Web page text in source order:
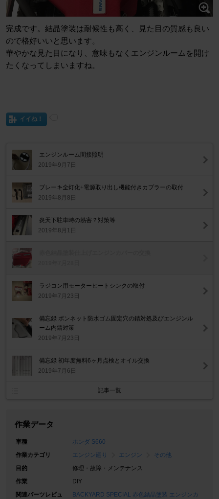
完成です。結晶塗装は耐候性も高く、見た目の質感も良い
ので格好いいと思います。
華やかな見た目になり、意味もなくエンジンルームを開け
たくなってしまいますね。
イイね！
エンジンルーム間接照明
2019年9月7日
ブレーキ全灯化+電源取り出し機能付きカプラーの取付
2019年8月8日
炎天下駐車時の熱害？対策等
2019年8月1日
ラジコン用モーターヒートシンクの取付
2019年7月23日
備忘録 ボンネット防水ゴム固定穴の錆対処及びエンジンル
ーム内錆対策
2019年7月23日
備忘録 初年度無料6ヶ月点検とオイル交換
2019年7月6日
記事一覧
作業データ
車種
ホンダ S660
作業カテゴリ
エンジン廻り エンジン
その他
目的
修理・故障・メンテナンス
作業
DIY
関連パーツレビュ
BACKYARD SPECIAL 赤色結晶塗装 エンジンカ